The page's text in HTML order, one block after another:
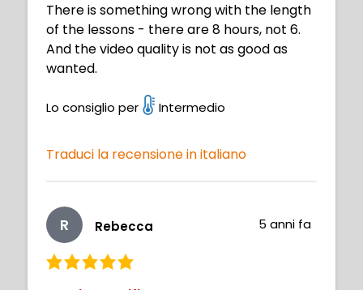
There is something wrong with the length
of the lessons - there are 8 hours, not 6.
And the video quality is not as good as
wanted.
Lo consiglio per Intermedio
Traduci la recensione in italiano
R Rebecca 5 anni fa